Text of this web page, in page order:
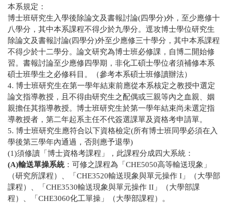
本系規定：
博士班研究生入學後除論文及書報討論(四學分)外，至少應修十
八學分，其中本系課程不得少於九學分。逕攻博士學位研究生
除論文及書報討論(四學分)外至少應修三十學分，其中本系課程
不得少於十二學分。論文研究為博士班必修課，自博二開始修
習。書報討論至少應修四學期，非化工碩士學位者須補修本系
碩士班學生之必修科目。（參考本系碩士班修讀辦法）
4. 博士班研究生在第一學年結束前應從本系核定之教授中選定
論文指導教授，且不得由研究生之配偶或三親等內之血親、姻
親擔任其指導教授。博士班研究生於第一學年結束尚未選定指
導教授者，第二年起系主任不代簽選課單及資格考申請單。
5. 博士班研究生應符合以下資格檢定(所有博士班同學必須在入
學後第三學年內通過，否則應予退學)
(1)須修讀「博士資格考課程」，此課程分成四大系統：
(A)輸送單操系統：可修之課程為「 CHE5050高等輸送現象」
（研究所課程）、「 CHE3520輸送現象與單元操作 I 」（大學部
課程）、「 CHE3530輸送現象與單元操作 II 」（大學部課
程）、「 CHE3060化工單操」（大學部課程）。